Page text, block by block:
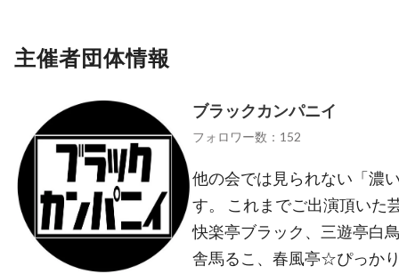
主催者団体情報
ブラックカンパニイ
フォロワー数：152
他の会では見られない「濃
す。 これまでご出演頂いた
快楽亭ブラック、三遊亭白
舎馬るこ、春風亭☆ぴっか